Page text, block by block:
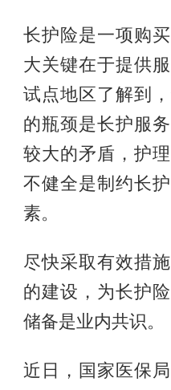
长护险是一项购
大关键在于提供
试点地区了解到
的瓶颈是长护服
较大的矛盾，护
不健全是制约长
素。
尽快采取有效措
的建设，为长护
储备是业内共识。
近日，国家医保